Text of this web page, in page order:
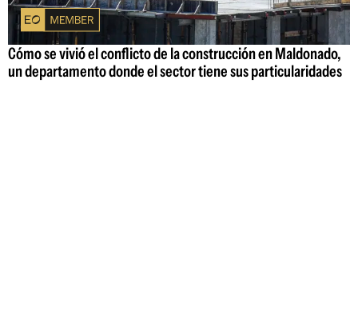
Cómo se vivió el conflicto de la construcción en Maldonado,
un departamento donde el sector tiene sus particularidades